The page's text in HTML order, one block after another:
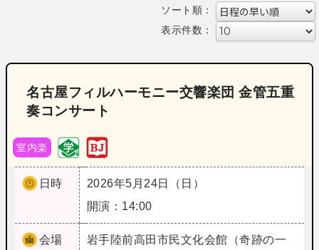
ソート順：
表示件数：
名古屋フィルハーモニー交響楽団 金管五重
奏コンサート
室内楽
日時
2026年5月24日（日）
開演：14:00
会場 岩手陸前高田市民文化会館（奇跡の一